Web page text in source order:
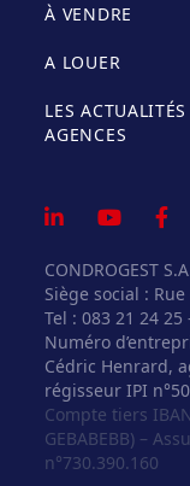
À VENDRE
A LOUER
LES
AGENCES
CONDROGEST
Siège social :
Tel : 083 21 24 25
Numéro
Cédric Henrard,
régisseur IPI
Compte tiers
GEBABEBB) –
n°730.390.160